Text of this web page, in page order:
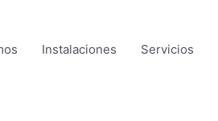
Instalaciones Servicios